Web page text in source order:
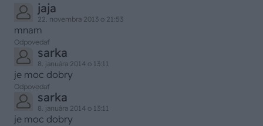
jaja
22. novembra 2013 o 21:53
mnam
Odpovedať
sarka
8. januára 2014 o 13:11
je moc dobry
Odpovedať
sarka
8. januára 2014 o 13:11
je moc dobry